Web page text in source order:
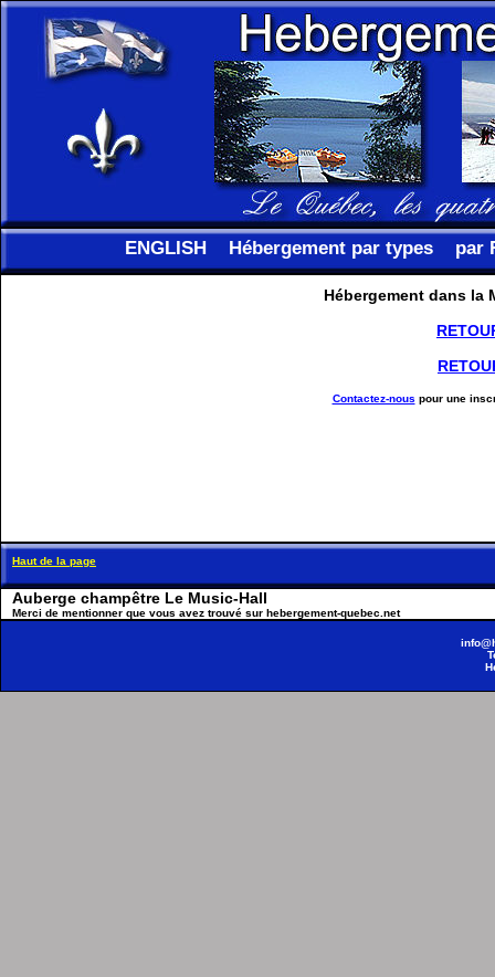
ENGLISH Hébergement par types par
Hébergement dans la
Contactez-nous pour une
Haut de la page
Auberge champêtre Le Music-Hall
Merci de mentionner que vous avez trouvé sur hebergement-quebec.net